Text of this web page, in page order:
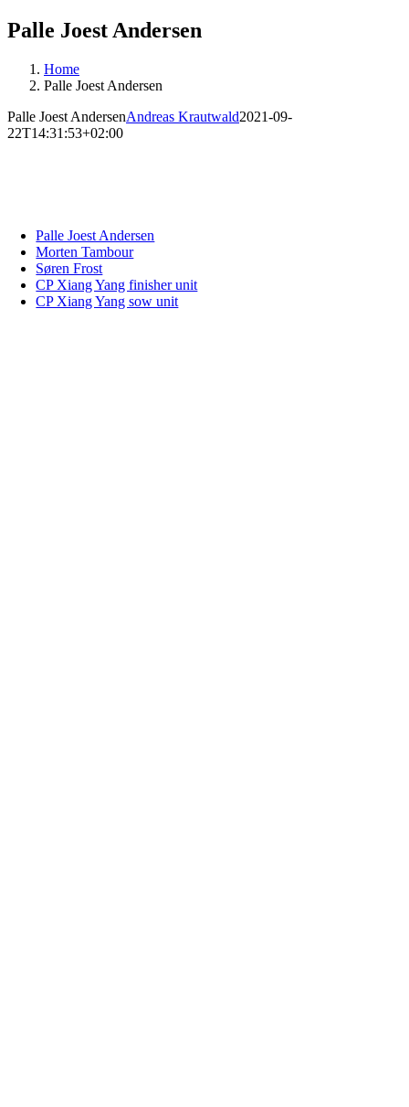
Palle Joest Andersen
Home
Palle Joest Andersen
Palle Joest AndersenAndreas Krautwald2021-09-
22T14:31:53+02:00
Palle Joest Andersen
Morten Tambour
Søren Frost
CP Xiang Yang finisher unit
CP Xiang Yang sow unit